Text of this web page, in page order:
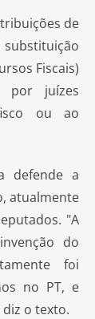
de
substituição
Fiscais)
por juízes
ou ao
defende a
atualmente
"A
do
foi
no PT, e
o texto.